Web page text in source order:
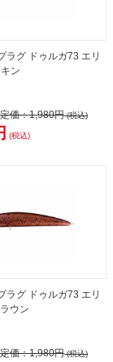
ラグ ドゥルガ73 エリ
ン
定価：1,980円(税込)
(税込)
ラグ ドゥルガ73 エリ
ウン
定価：1,980円(税込)